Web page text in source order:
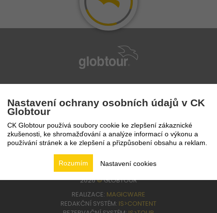
224 94 82 41
2026©GLOBTOUR
REALIZACE: MAGICWARE
REDAKČNÍ SYSTÉM: IS>CONTENT
Nastavení ochrany osobních údajů v CK
Globtour
CK Globtour používá soubory cookie ke zlepšení zákaznické
zkušenosti, ke shromažďování a analýze informací o výkonu a
používání stránek a ke zlepšení a přizpůsobení obsahu a reklam.
Nastavení cookies
Rozumím